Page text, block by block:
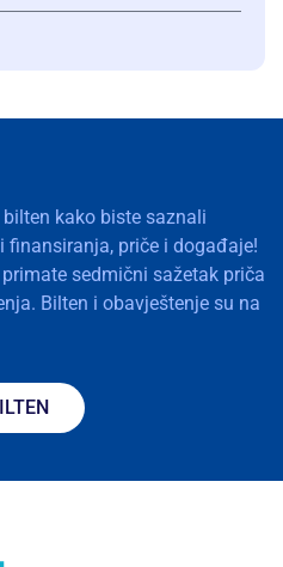
kako biste saznali
priče i događaje!
sedmični sažetak priča
Bilten i obavještenje su na